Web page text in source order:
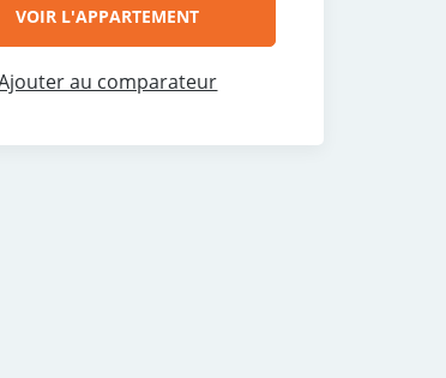
VOIR L'APPARTEMENT
au comparateur